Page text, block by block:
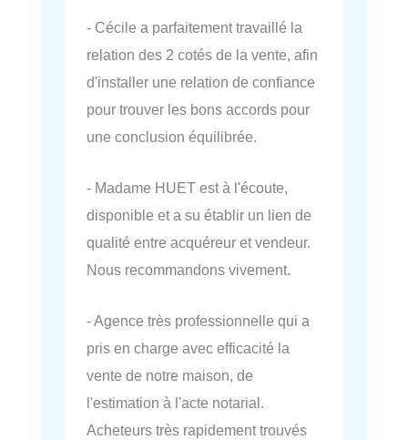
- Cécile a parfaitement travaillé la
relation des 2 cotés de la vente, afin
d'installer une relation de confiance
pour trouver les bons accords pour
une conclusion équilibrée.
- Madame HUET est à l'écoute,
disponible et a su établir un lien de
qualité entre acquéreur et vendeur.
Nous recommandons vivement.
- Agence très professionnelle qui a
pris en charge avec efficacité la
vente de notre maison, de
l'estimation à l'acte notarial.
Acheteurs très rapidement trouvés